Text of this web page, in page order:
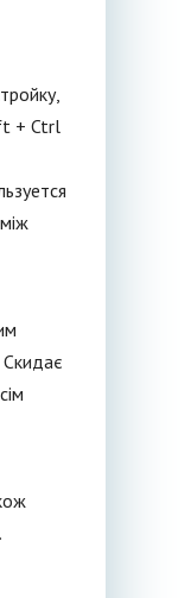
+ Ctrl
Скидає